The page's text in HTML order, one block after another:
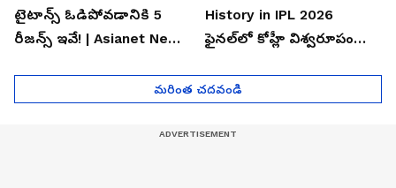
టైటాన్స్ ఓడిపోవడానికి 5
రీజన్స్ ఇవే! | Asianet News
History in IPL 2026
ఫైన‌ల్‌లో కోహ్లీ విశ్వ‌రూపం
ఘ‌న‌త
మరింత చదవండి